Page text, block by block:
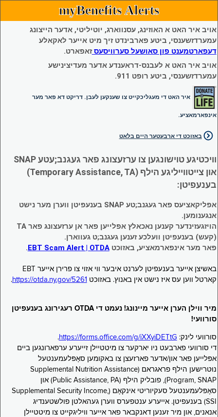
myBenefits Alerts
אויב איר האט א האוזינג, עסנווארג, יוטיליטי, אדער הייצונג
עמערדזשענסי, ביטע פארבינדט זיך מיט אייער לאקאלע
דעפארטמענט פון סאושעל סערוויסעסזאפארט.
אויב איר האט א לעבנס-דראענדע אדער מעדיצינישע
עמערדזשענסי, ביטע רופט 911.
איר האט די מעגליכקייט צו שענקען לעבן. דריקט דא פאר מער
אינפארמאציע.
באזוכט די ארבעטער היים בלאט
וויכטיגע טוישונגען צו ערזעצונג פאר געגנב;עטע SNAP
און צייטווייליגע הילף (Temporary Assistance, TA)
בענעפיטן:
אפליקאציעס פאר געגנב;טע SNAP בענעפיטן ווערן מער נישט
אנגענומען.
הויזגעזינדער קענען נאכאלץ אפּלייען פאר אן ערזעצונג פאר TA
(קעש) בענעפיטן וועלכע זענען געגנב;ט געווארן.
פאר מער אינפארמאציע, באזוכטEBT Scam Alert | OTDA
.
באשיצן אייער בענעפיטן לערנט איבער ווי אזוי צו פרירן אייער EBT
קארטל ווען עס איז נישט אין באנוץ. באזוכט https://otda.ny.gov/5261
.
מיר ווילן הערן אייער מיינונג! נעמט די OTDA רעגירונג בענעפיטן
סורוועי!
סורוועי לינק: https://forms.office.com/g/iXXyiDETtG
.
די סורוועי פארבעט ניו יארקער צו מיטטיילן זייערע ערפארונגען ביים
אפּלייען פאר און/אדער פארזעצן צו באקומען סאָפּלעמענטעל
נוּטרישען הילף פראגראם (Supplemental Nutrition Assistance
Program, SNAP), פובליק הילף (Public Assistance, PA) און
סאָפּלעמענטעל סעקיוריטי אינקאָם (Supplemental Security Income,
SSI) בענעפיטן. אייערע ענטפערס ווערן געהאלטן פולשטענדיג
אנאנים, און מיר זענען דאנקבאר פאר אייער וויליגקייט צו מיטטיילן